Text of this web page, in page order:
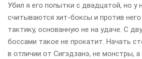
Убил я его попытки с двадцатой, но у
считываются хит-боксы и против него
тактику, основанную не на удаче. С
боссами такое не прокатит. Начать
в отличии от Сигэдзанэ, не монстры,